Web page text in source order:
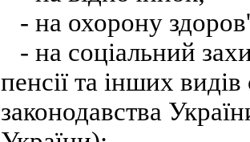
- на охорону
- на соціальний
пенсії та інших
законодавства